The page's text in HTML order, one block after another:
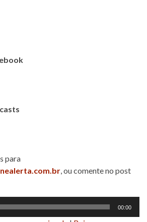
para
, ou comente no post
00:00